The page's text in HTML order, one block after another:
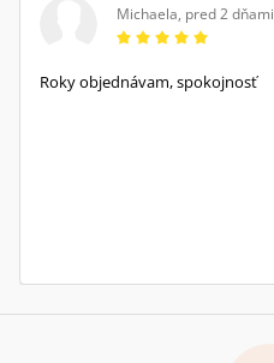
Michaela, pred 2 dňami
Roky objednávam, spokojnosť